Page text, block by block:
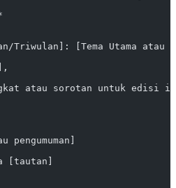
Triwulan]: [Tema Utama atau
atau sorotan untuk edisi
[tautan]